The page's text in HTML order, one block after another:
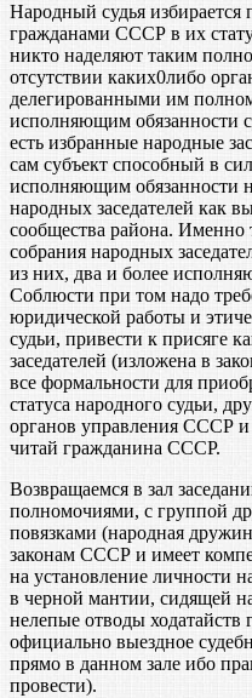
Народный судья
гражданами СССР в их
никто наделяют таким
отсутствии каких0либо
делегированными им
исполняющим обязанности
есть избранные народные
сам субъект способный в
исполняющим обязанности
народных заседателей как
сообщества района.
собрания народных
из них, два и более
Соблюсти при том надо
юридической работы и
судьи, привести к присяге
заседателей (изложена в
все формальности для
статуса народного судьи,
органов управления СССР и
читай гражданина СССР.
Возвращаемся в зал
полномочиями, с группой
повязками (народная
законам СССР и имеет
на установление личности
в черной мантии, сидящей
нелепые отводы
официально выездное
прямо в данном зале ибо
провести).